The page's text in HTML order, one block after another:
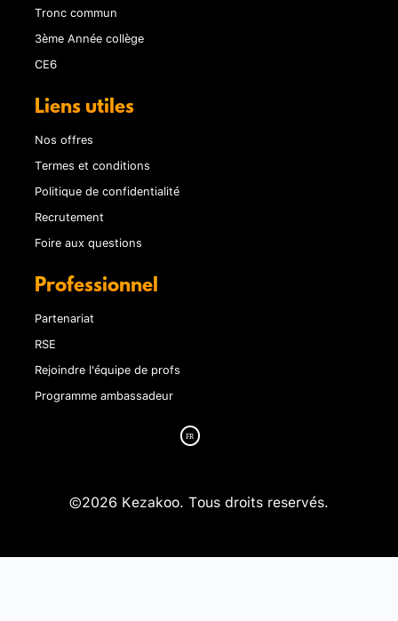
Tronc commun
3ème Année collège
CE6
Liens utiles
Nos offres
Termes et conditions
Politique de confidentialité
Recrutement
Foire aux questions
Professionnel
Partenariat
RSE
Rejoindre l'équipe de profs
Programme ambassadeur
©2026 Kezakoo. Tous droits reservés.